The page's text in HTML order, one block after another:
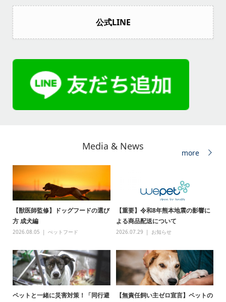
公式LINE
Media & News
more
【獣医師監修】ドッグフードの選び
方 成犬編
2026.08.05 ぺットフード
【重要】令和8年熊本地震の影響に
よる商品配送について
2026.07.29 お知らせ
ペットと一緒に災害対策！「同行避
【無責任飼い主ゼロ宣言】ペットの